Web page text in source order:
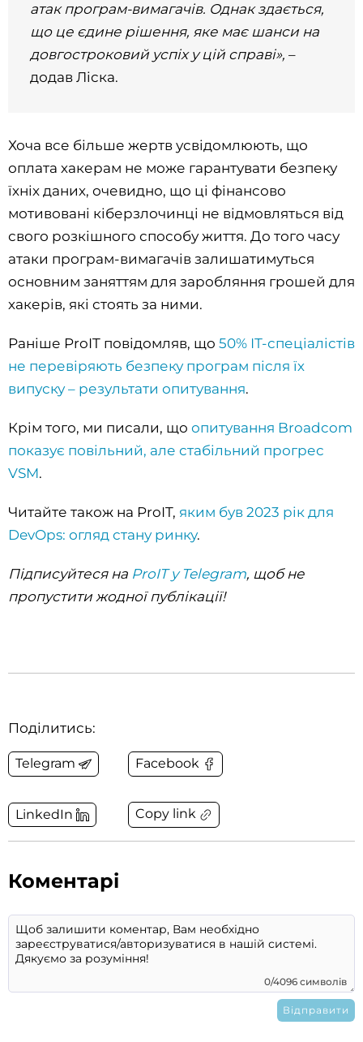
атак програм-вимагачів. Однак здається,
що це єдине рішення, яке має шанси на
довгостроковий успіх у цій справі», –
додав Ліска.
Хоча все більше жертв усвідомлюють, що
оплата хакерам не може гарантувати безпеку
їхніх даних, очевидно, що ці фінансово
мотивовані кіберзлочинці не відмовляться від
свого розкішного способу життя. До того часу
атаки програм-вимагачів залишатимуться
основним заняттям для заробляння грошей для
хакерів, які стоять за ними.
Раніше ProIT повідомляв, що 50% ІТ-спеціалістів
не перевіряють безпеку програм після їх
випуску – результати опитування.
Крім того, ми писали, що опитування Broadcom
показує повільний, але стабільний прогрес
VSM.
Читайте також на ProIT, яким був 2023 рік для
DevOps: огляд стану ринку.
Підписуйтеся на ProIT у Telegram, щоб не
пропустити жодної публікації!
Поділитись:
Telegram Facebook
LinkedIn Copy link
Коментарі
0/4096 символів